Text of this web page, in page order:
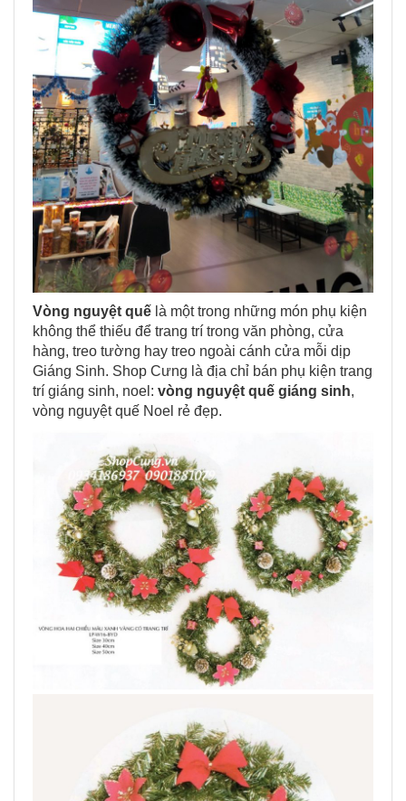
Vòng nguyệt quế là một trong những món phụ kiện
không thể thiếu để trang trí trong văn phòng, cửa
hàng, treo tường hay treo ngoài cánh cửa mỗi dịp
Giáng Sinh. Shop Cưng là địa chỉ bán phụ kiện trang
trí giáng sinh, noel: vòng nguyệt quế giáng sinh,
vòng nguyệt quế Noel rẻ đẹp.